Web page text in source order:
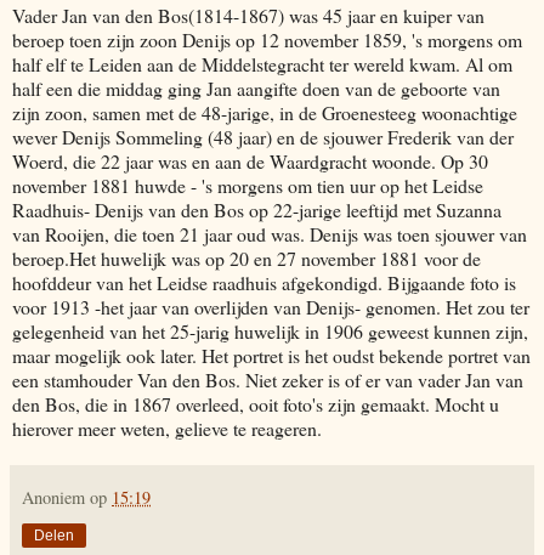
Vader Jan van den Bos(1814-1867) was 45 jaar en kuiper van
beroep toen zijn zoon Denijs op 12 november 1859, 's morgens om
half elf te Leiden aan de Middelstegracht ter wereld kwam. Al om
half een die middag ging Jan aangifte doen van de geboorte van
zijn zoon, samen met de 48-jarige, in de Groenesteeg woonachtige
wever Denijs Sommeling (48 jaar) en de sjouwer Frederik van der
Woerd, die 22 jaar was en aan de Waardgracht woonde. Op 30
november 1881 huwde - 's morgens om tien uur op het Leidse
Raadhuis- Denijs van den Bos op 22-jarige leeftijd met Suzanna
van Rooijen, die toen 21 jaar oud was. Denijs was toen sjouwer van
beroep.Het huwelijk was op 20 en 27 november 1881 voor de
hoofddeur van het Leidse raadhuis afgekondigd. Bijgaande foto is
voor 1913 -het jaar van overlijden van Denijs- genomen. Het zou ter
gelegenheid van het 25-jarig huwelijk in 1906 geweest kunnen zijn,
maar mogelijk ook later. Het portret is het oudst bekende portret van
een stamhouder Van den Bos. Niet zeker is of er van vader Jan van
den Bos, die in 1867 overleed, ooit foto's zijn gemaakt. Mocht u
hierover meer weten, gelieve te reageren.
Anoniem op 15:19
Delen